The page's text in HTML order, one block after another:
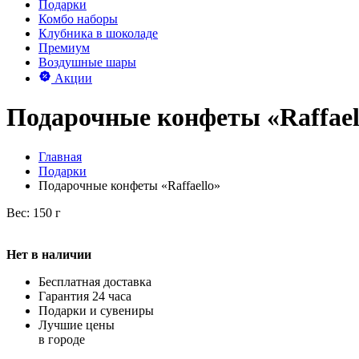
Подарки
Комбо наборы
Клубника в шоколаде
Премиум
Воздушные шары
Акции
Подарочные конфеты
Главная
Подарки
Подарочные конфеты «Raffaello»
Вес: 150 г
Нет в наличии
Бесплатная доставка
Гарантия 24 часа
Подарки и сувениры
Лучшие цены
в городе